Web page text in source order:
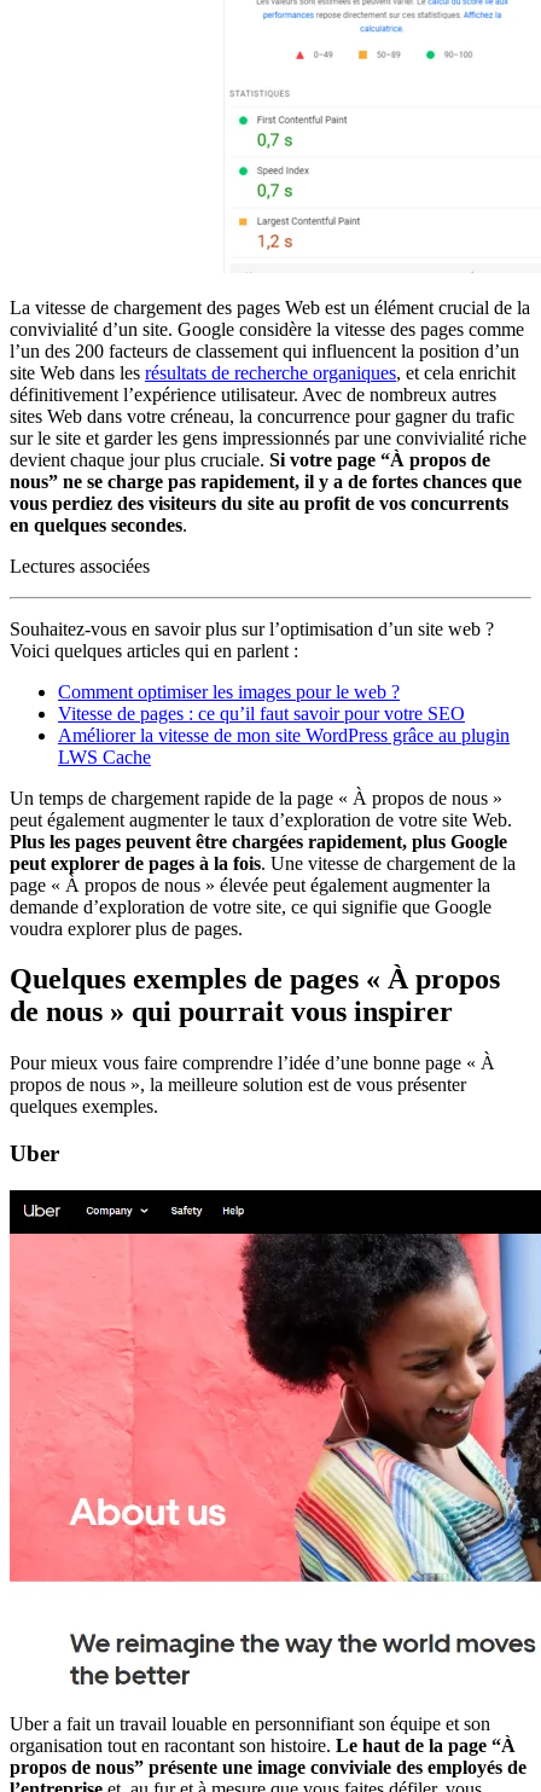
La vitesse de chargement des pages Web est un élément crucial de la
convivialité d’un site. Google considère la vitesse des pages comme
l’un des 200 facteurs de classement qui influencent la position d’un
site Web dans les résultats de recherche organiques, et cela enrichit
définitivement l’expérience utilisateur. Avec de nombreux autres
sites Web dans votre créneau, la concurrence pour gagner du trafic
sur le site et garder les gens impressionnés par une convivialité riche
devient chaque jour plus cruciale. Si votre page “À propos de
nous” ne se charge pas rapidement, il y a de fortes chances que
vous perdiez des visiteurs du site au profit de vos concurrents
en quelques secondes.
Lectures associées
Souhaitez-vous en savoir plus sur l’optimisation d’un site web ?
Voici quelques articles qui en parlent :
Comment optimiser les images pour le web ?
Vitesse de pages : ce qu’il faut savoir pour votre SEO
Améliorer la vitesse de mon site WordPress grâce au plugin
LWS Cache
Un temps de chargement rapide de la page « À propos de nous »
peut également augmenter le taux d’exploration de votre site Web.
Plus les pages peuvent être chargées rapidement, plus Google
peut explorer de pages à la fois. Une vitesse de chargement de la
page « À propos de nous » élevée peut également augmenter la
demande d’exploration de votre site, ce qui signifie que Google
voudra explorer plus de pages.
Quelques exemples de pages « À propos
de nous » qui pourrait vous inspirer
Pour mieux vous faire comprendre l’idée d’une bonne page « À
propos de nous », la meilleure solution est de vous présenter
quelques exemples.
Uber
Uber a fait un travail louable en personnifiant son équipe et son
organisation tout en racontant son histoire. Le haut de la page “À
propos de nous” présente une image conviviale des employés de